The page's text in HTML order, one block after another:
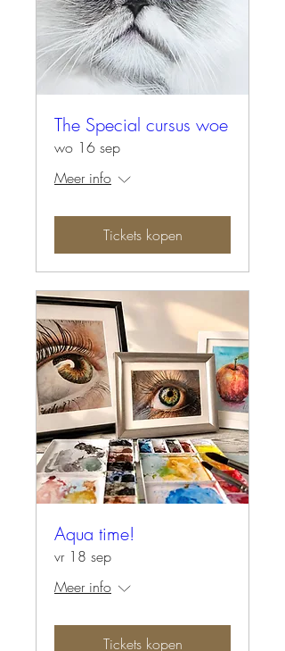
The Special cursus woe
wo 16 sep
Meer info
Tickets kopen
Aqua time!
vr 18 sep
Meer info
Tickets kopen